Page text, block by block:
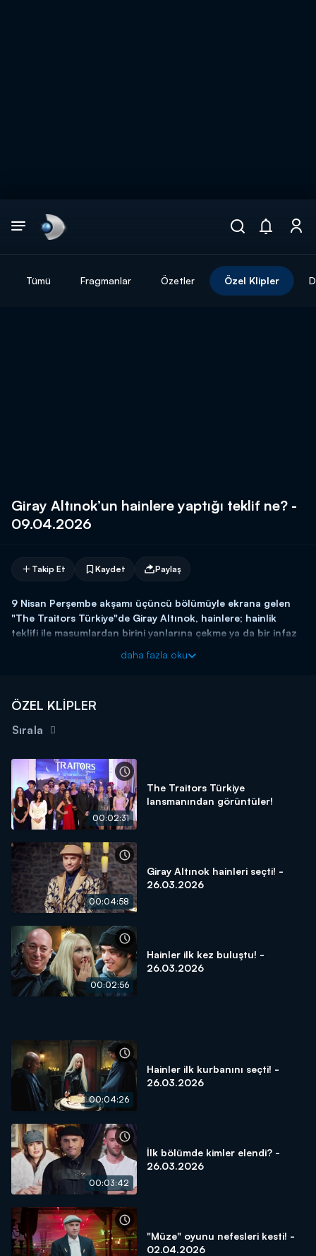
Tümü Fragmanlar Özetler Özel Klipler
Giray Altınok’un hainlere yaptığı teklif ne? -
09.04.2026
Takip Et Kaydet Paylaş
9 Nisan Perşembe akşamı üçüncü bölümüyle ekrana gelen
"The Traitors Türkiye"de Giray Altınok, hainlere; hainlik
teklifi ile masumlardan birini yanlarına çekme ya da bir infaz
The Traitors Türkiye’nin Digital Adresi Prime Video
daha fazla oku
ÖZEL KLİPLER
Sırala
00:02:31
The Traitors Türkiye
lansmanından görüntüler!
00:04:58
Giray Altınok hainleri seçti! -
26.03.2026
00:02:56
Hainler ilk kez buluştu! -
26.03.2026
00:04:26
Hainler ilk kurbanını seçti! -
26.03.2026
00:03:42
İlk bölümde kimler elendi? -
26.03.2026
"Müze" oyunu nefesleri kesti! -
02.04.2026